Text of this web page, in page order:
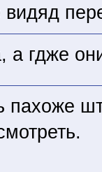
а гдже
пахоже